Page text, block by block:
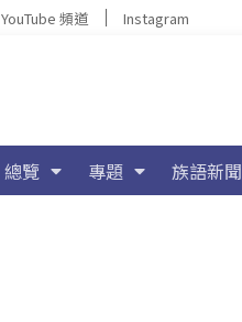
YouTube 頻道 Instagram
總覽 專題 族語新聞